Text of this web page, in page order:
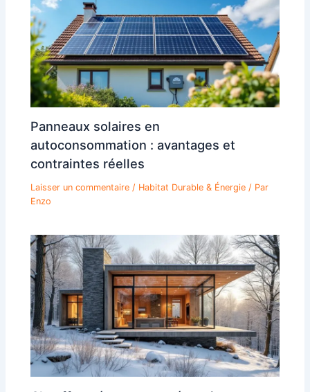
Panneaux solaires en
autoconsommation : avantages et
contraintes réelles
Laisser un commentaire / Habitat Durable & Énergie / Par
Enzo